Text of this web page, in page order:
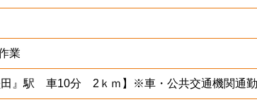
業
田』駅 車10分 2ｋｍ】※車・公共交通機関通